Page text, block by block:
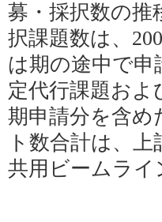
募・採択数の推
択課題数は、
は期の途中で申
定代行課題お
期申請分を含め
ト数合計は、
共用ビームラ